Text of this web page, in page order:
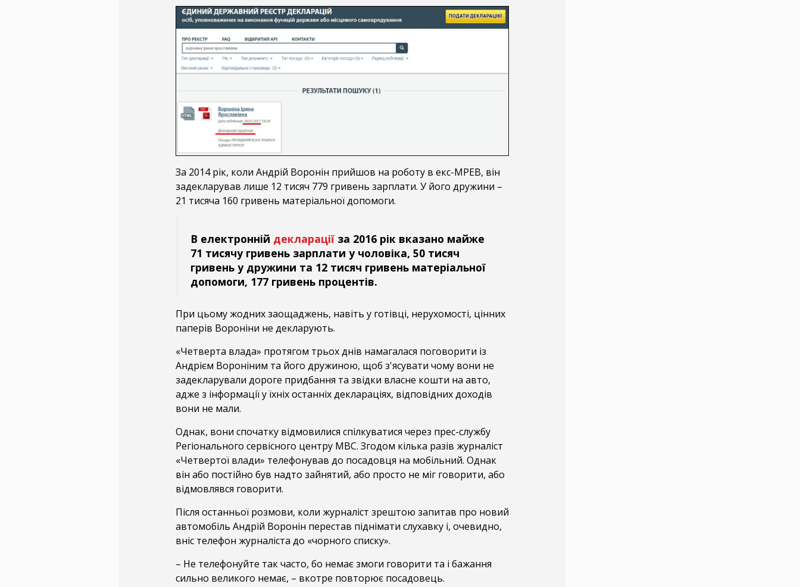
За 2014 рік, коли Андрій Воронін прийшов на роботу в екс-МРЕВ, він
задекларував лише 12 тисяч 779 гривень зарплати. У його дружини –
21 тисяча 160 гривень матеріальної допомоги.
В електронній деклараціїза 2016 рік вказано майже
71 тисячу гривень зарплати у чоловіка, 50 тисяч
гривень у дружини та 12 тисяч гривень матеріальної
допомоги, 177 гривень процентів.
При цьому жодних заощаджень, навіть у готівці, нерухомості, цінних
паперів Вороніни не декларують.
«Четверта влада» протягом трьох днів намагалася поговорити із
Андрієм Вороніним та його дружиною, щоб з'ясувати чому вони не
задекларували дороге придбання та звідки власне кошти на авто,
адже з інформації у їхніх останніх деклараціях, відповідних доходів
вони не мали.
Однак, вони спочатку відмовилися спілкуватися через прес-службу
Регіонального сервісного центру МВС. Згодом кілька разів журналіст
«Четвертої влади» телефонував до посадовця на мобільний. Однак
він або постійно був надто зайнятий, або просто не міг говорити, або
відмовлявся говорити.
Після останньої розмови, коли журналіст зрештою запитав про новий
автомобіль Андрій Воронін перестав піднімати слухавку і, очевидно,
вніс телефон журналіста до «чорного списку».
– Не телефонуйте так часто, бо немає змоги говорити та і бажання
сильно великого немає, – вкотре повторює посадовець.